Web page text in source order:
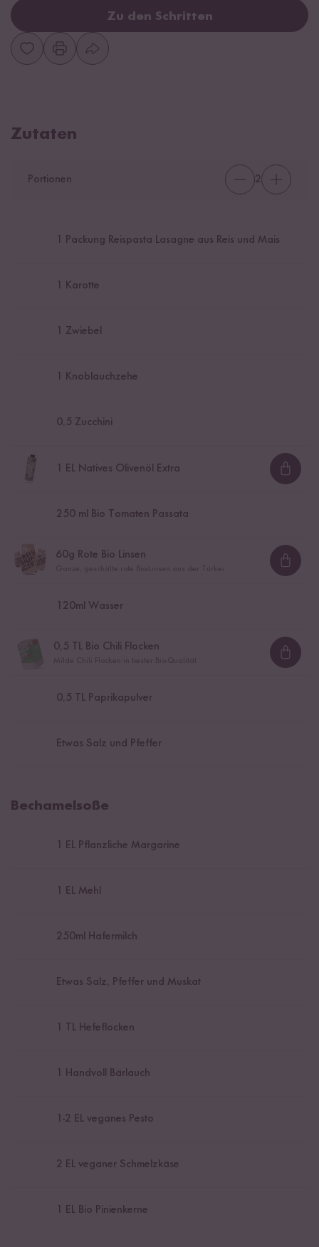
Zu den Schritten
Zutaten
Portionen 2
Packung Reispasta Lasagne aus Reis und Mais
1 Karotte
1 Zwiebel
1 Knoblauchzehe
0,5 Zucchini
EL Natives Olivenöl Extra
250 ml Bio Tomaten Passata
60g Rote Bio Linsen
120ml Wasser
0,5 TL Bio Chili Flocken
0,5 TL Paprikapulver
Etwas Salz und Pfeffer
Bechamelsoße
1 EL Pflanzliche Margarine
1 EL Mehl
250ml Hafermilch
Etwas Salz, Pfeffer und Muskat
1 TL Hefeflocken
1 Handvoll Bärlauch
1 -2 EL veganes Pesto
2 EL veganer Schmelzkäse
1 EL Bio Pinienkerne